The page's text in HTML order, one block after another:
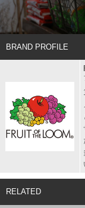
BRAND PROFILE
RELATED